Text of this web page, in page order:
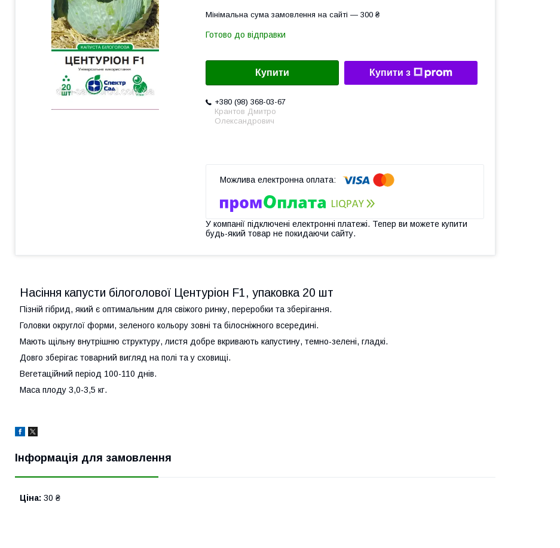
Мінімальна сума замовлення на сайті — 300 ₴
Готово до відправки
Купити Купити з
+380 (98) 368-03-67
Крантов Дмитро
Олександрович
У компанії підключені електронні платежі. Тепер ви можете купити
будь-який товар не покидаючи сайту.
Насіння капусти білоголової Центуріон F1, упаковка 20 шт
Пізній гібрид, який є оптимальним для свіжого ринку, переробки та зберігання.
Головки округлої форми, зеленого кольору зовні та білосніжного всередині.
Мають щільну внутрішню структуру, листя добре вкривають капустину, темно-зелені, гладкі.
Довго зберігає товарний вигляд на полі та у сховищі.
Вегетаційний період 100-110 днів.
Маса плоду 3,0-3,5 кг.
Інформація для замовлення
Ціна: 30 ₴